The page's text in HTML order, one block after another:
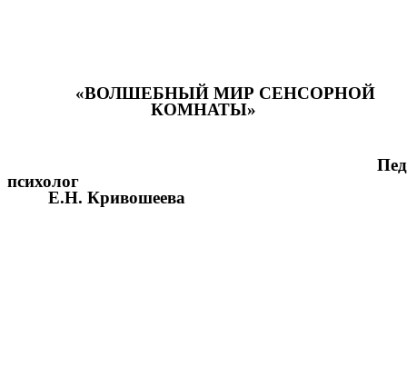
«ВОЛШЕБНЫЙ МИР СЕНСОРНОЙ
КОМНАТЫ»
психолог
Е.Н. Кривошеева